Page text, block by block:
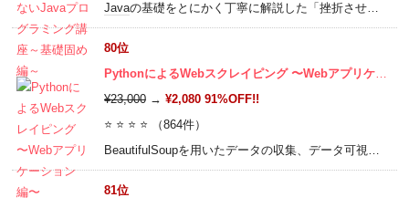
Javaの基礎をとにかく丁寧に解説した「挫折させない講座」です！豊富な図解と丁寧な解説＆ハンズオンでプログラミングの基礎をスッキリ納得しながら踏み固めていきましょう！
80位
PythonによるWebスクレイピング 〜Webアプリケーション編〜
¥23,000→ ¥2,080 91%OFF!!
⭐ ⭐ ⭐ ⭐ （864件）
BeautifulSoupを用いたデータの収集、データ可視化特化の
81位